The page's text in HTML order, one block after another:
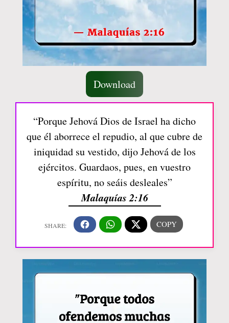
Download
“Porque Jehová Dios de Israel ha dicho
que él aborrece el repudio, al que cubre de
iniquidad su vestido, dijo Jehová de los
ejércitos. Guardaos, pues, en vuestro
espíritu, no seáis desleales”
Malaquías 2:16